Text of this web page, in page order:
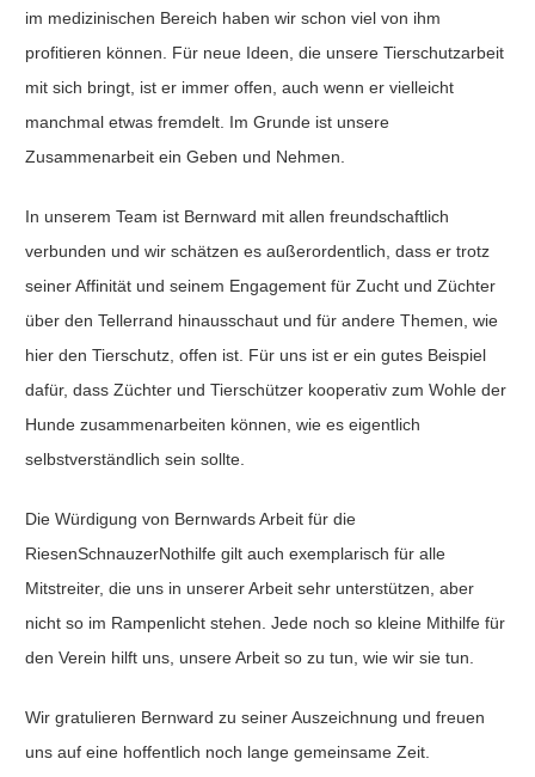
im medizinischen Bereich haben wir schon viel von ihm
profitieren können. Für neue Ideen, die unsere Tierschutzarbeit
mit sich bringt, ist er immer offen, auch wenn er vielleicht
manchmal etwas fremdelt. Im Grunde ist unsere
Zusammenarbeit ein Geben und Nehmen.
In unserem Team ist Bernward mit allen freundschaftlich
verbunden und wir schätzen es außerordentlich, dass er trotz
seiner Affinität und seinem Engagement für Zucht und Züchter
über den Tellerrand hinausschaut und für andere Themen, wie
hier den Tierschutz, offen ist. Für uns ist er ein gutes Beispiel
dafür, dass Züchter und Tierschützer kooperativ zum Wohle der
Hunde zusammenarbeiten können, wie es eigentlich
selbstverständlich sein sollte.
Die Würdigung von Bernwards Arbeit für die
RiesenSchnauzerNothilfe gilt auch exemplarisch für alle
Mitstreiter, die uns in unserer Arbeit sehr unterstützen, aber
nicht so im Rampenlicht stehen. Jede noch so kleine Mithilfe für
den Verein hilft uns, unsere Arbeit so zu tun, wie wir sie tun.
Wir gratulieren Bernward zu seiner Auszeichnung und freuen
uns auf eine hoffentlich noch lange gemeinsame Zeit.